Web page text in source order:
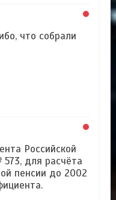
что собрали
Российской
для расчёта
пенсии до 2002